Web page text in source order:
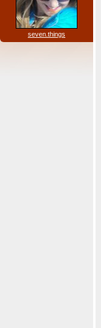
seven.things